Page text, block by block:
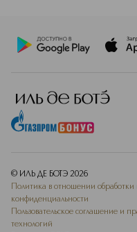
© ИЛЬ ДЕ БОТЭ 2026
Политика в отношении
конфиденциальности
Пользовательское соглашение и
технологий